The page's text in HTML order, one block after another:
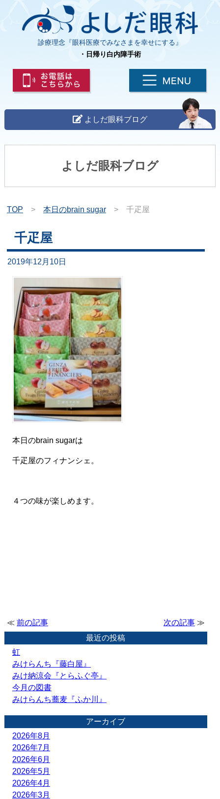
診療理念『眼科医療でみなさまを幸せにする』
・日帰り白内障手術
よしだ眼科ブログ
よしだ眼科ブログ
TOP > 本日のbrain sugar> 千疋屋
千疋屋
2019年12月10日
本日のbrain sugarは
千疋屋のフィナンシェ。
４つの味が楽しめます。
≪ 前の記事 次の記事≫
最近の投稿
虹
みけらんち『藤白屋』
みけ納涼会『とらふぐ亭』
今月の図書
みけらんち蕎麦『ふか川』
アーカイブ
2026年8月
2026年7月
2026年6月
2026年5月
2026年4月
2026年3月